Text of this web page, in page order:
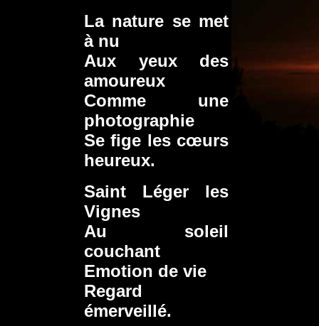
La nature se met
à nu
Aux yeux des
amoureux
Comme une
photographie
Se fige les cœurs
heureux.
Saint Léger les
Vignes
Au soleil
couchant
Emotion de vie
Regard
émerveillé.